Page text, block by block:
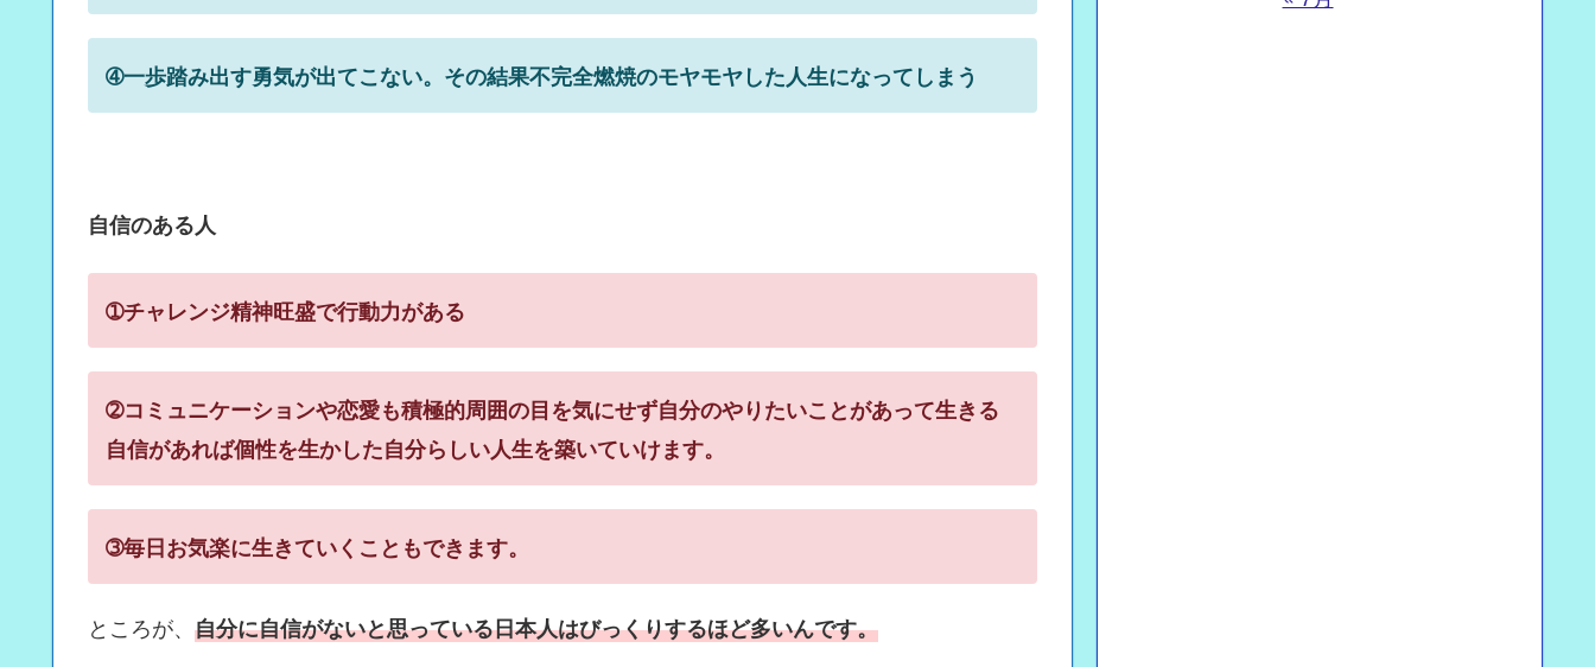
➃一歩踏み出す勇気が出てこない。その結果不完全燃焼のモヤモヤした人生になってしまう
自信のある人
➀チャレンジ精神旺盛で行動力がある
➁コミュニケーションや恋愛も積極的周囲の目を気にせず自分のやりたいことがあって生きる
自信があれば個性を生かした自分らしい人生を築いていけます。
➂毎日お気楽に生きていくこともできます。
ところが、 自分に自信がないと思っている日本人はびっくりするほど多いんです。